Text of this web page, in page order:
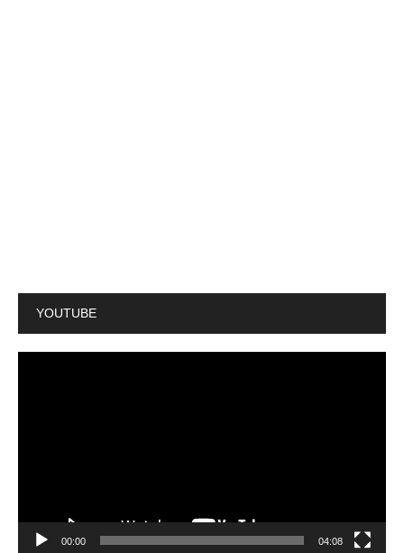
YOUTUBE
00:00 04:08